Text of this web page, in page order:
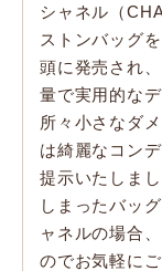
シャネル（
ストンバッグ
頭に発売され
量で実用的な
所々小さなダ
は綺麗なコン
提示いたしま
しまったバッ
ャネルの場合
のでお気軽に